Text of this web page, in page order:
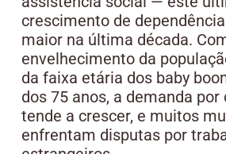
crescimento de
maior na última década.
envelhecimento da
da faixa etária dos baby
dos 75 anos, a demanda
tende a crescer, e muitos
enfrentam disputas por